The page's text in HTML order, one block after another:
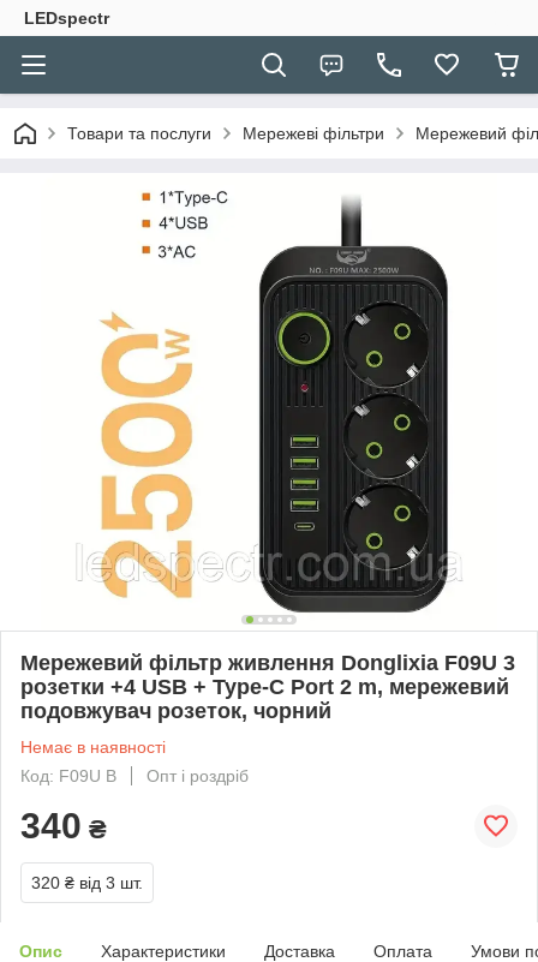
LEDspectr
Товари та послуги Мережеві фільтри Мережевий
Мережевий фільтр живлення Donglixia F09U 3
розетки +4 USB + Type-C Port 2 m, мережевий
подовжувач розеток, чорний
Немає в наявності
Код: F09U В
Опт і роздріб
340 ₴
320 ₴ від 3 шт.
Опис Характеристики Доставка Оплата Умови